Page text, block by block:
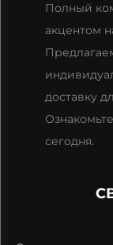
Полный
акцентом
доставку
сегодня.